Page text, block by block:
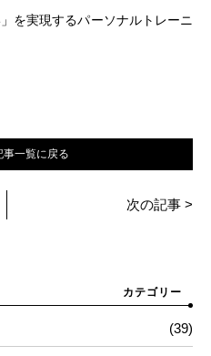
を実現するパーソナルトレーニ
一覧に戻る
次の記事 >
カテゴリー
(39)